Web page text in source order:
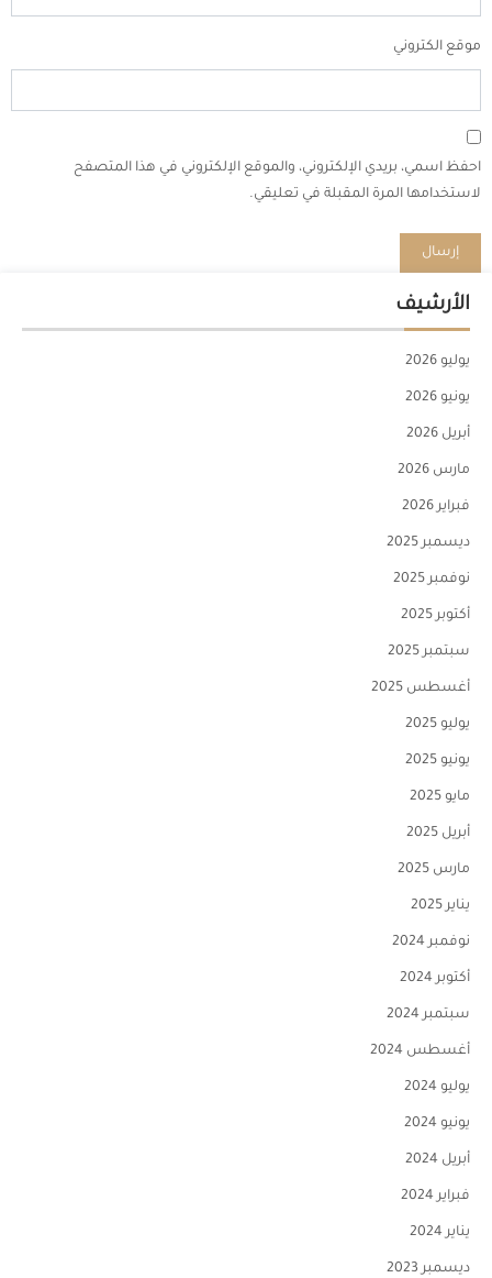
موقع الكتروني
احفظ اسمي، بريدي الإلكتروني، والموقع الإلكتروني في هذا المتصفح
لاستخدامها المرة المقبلة في تعليقي.
الأرشيف
يوليو 2026
يونيو 2026
أبريل 2026
مارس 2026
فبراير 2026
ديسمبر 2025
نوفمبر 2025
أكتوبر 2025
سبتمبر 2025
أغسطس 2025
يوليو 2025
يونيو 2025
مايو 2025
أبريل 2025
مارس 2025
يناير 2025
نوفمبر 2024
أكتوبر 2024
سبتمبر 2024
أغسطس 2024
يوليو 2024
يونيو 2024
أبريل 2024
فبراير 2024
يناير 2024
ديسمبر 2023